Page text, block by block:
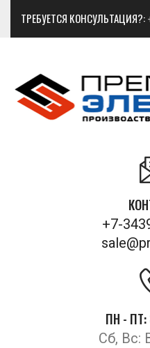
ТРЕБУЕТСЯ КОНСУЛЬТАЦИЯ?:
+7-
ПН - ПТ:
Сб, Вс: